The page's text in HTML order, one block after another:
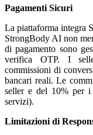
Pagamenti Sicuri
La piattaforma integra
StrongBody AI non
di pagamento sono
verifica OTP. I
commissioni di
bancari reali. Le
seller e del 10% per i
servizi).
Limitazioni di